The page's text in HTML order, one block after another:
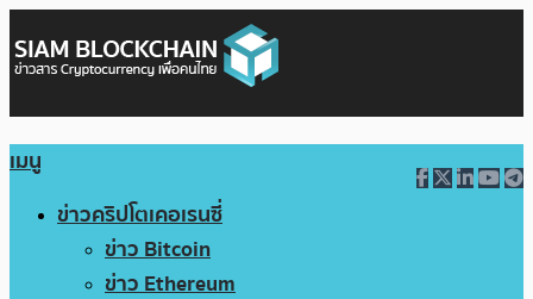
เมนู
ข่าวคริปโตเคอเรนซี่
ข่าว Bitcoin
ข่าว Ethereum